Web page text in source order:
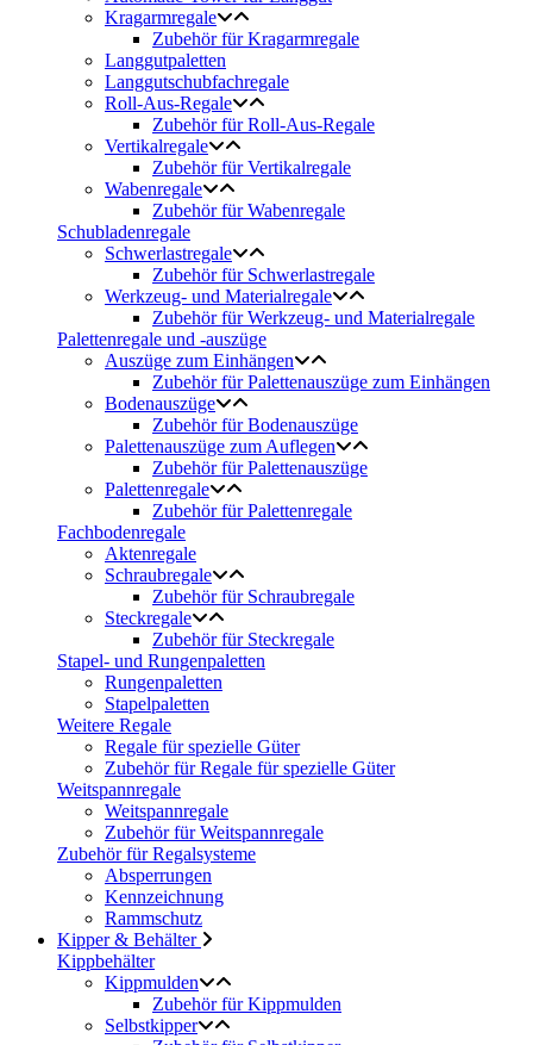
Kragarmregale
Zubehör für Kragarmregale
Langgutpaletten
Langgutschubfachregale
Roll-Aus-Regale
Zubehör für Roll-Aus-Regale
Vertikalregale
Zubehör für Vertikalregale
Wabenregale
Zubehör für Wabenregale
Schubladenregale
Schwerlastregale
Zubehör für Schwerlastregale
Werkzeug- und Materialregale
Zubehör für Werkzeug- und Materialregale
Palettenregale und -auszüge
Auszüge zum Einhängen
Zubehör für Palettenauszüge zum Einhängen
Bodenauszüge
Zubehör für Bodenauszüge
Palettenauszüge zum Auflegen
Zubehör für Palettenauszüge
Palettenregale
Zubehör für Palettenregale
Fachbodenregale
Aktenregale
Schraubregale
Zubehör für Schraubregale
Steckregale
Zubehör für Steckregale
Stapel- und Rungenpaletten
Rungenpaletten
Stapelpaletten
Weitere Regale
Regale für spezielle Güter
Zubehör für Regale für spezielle Güter
Weitspannregale
Weitspannregale
Zubehör für Weitspannregale
Zubehör für Regalsysteme
Absperrungen
Kennzeichnung
Rammschutz
Kipper & Behälter
Kippbehälter
Kippmulden
Zubehör für Kippmulden
Selbstkipper